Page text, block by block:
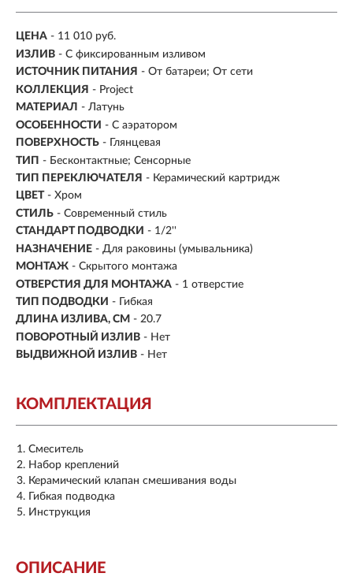
ЦЕНА - 11 010 руб.
ИЗЛИВ - С фиксированным изливом
ИСТОЧНИК ПИТАНИЯ - От батареи; От сети
КОЛЛЕКЦИЯ - Project
МАТЕРИАЛ - Латунь
ОСОБЕННОСТИ - С аэратором
ПОВЕРХНОСТЬ - Глянцевая
ТИП - Бесконтактные; Сенсорные
ТИП ПЕРЕКЛЮЧАТЕЛЯ - Керамический картридж
ЦВЕТ - Хром
СТИЛЬ - Современный стиль
СТАНДАРТ ПОДВОДКИ - 1/2''
НАЗНАЧЕНИЕ - Для раковины (умывальника)
МОНТАЖ - Скрытого монтажа
ОТВЕРСТИЯ ДЛЯ МОНТАЖА - 1 отверстие
ТИП ПОДВОДКИ -
Гибкая
ДЛИНА ИЗЛИВА, СМ - 20.7
ПОВОРОТНЫЙ ИЗЛИВ - Нет
ВЫДВИЖНОЙ ИЗЛИВ - Нет
КОМПЛЕКТАЦИЯ
Смеситель
Набор креплений
Керамический клапан смешивания воды
Гибкая подводка
Инструкция
ОПИСАНИЕ